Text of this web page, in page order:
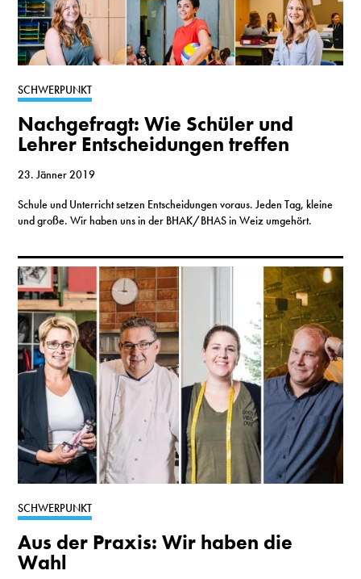
SCHWERPUNKT
Nachgefragt: Wie Schüler und
Lehrer Entscheidungen treffen
23. Jänner 2019
Schule und Unterricht setzen Entscheidungen voraus. Jeden Tag, kleine
und große. Wir haben uns in der BHAK/BHAS in Weiz umgehört.
SCHWERPUNKT
Aus der Praxis: Wir haben die
Wahl